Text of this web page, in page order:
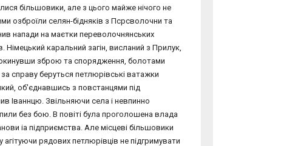
більшовики, але з цього майже нічого не
озброїли селян-бідняків з Псрсволочни та
напади на маєтки переволочнянських
каральний загін, висланий з Прилук,
зброю та спорядження, болотами
справу беруться петлюрівські ватажки
об'єднавшись з повстанцями під
Іваннцю. Звільняючи села і невпинно
без бою. В повіті була проголошена влада
іа підприємства. Але місцеві більшовики
рядових петлюрівців не підгримувати